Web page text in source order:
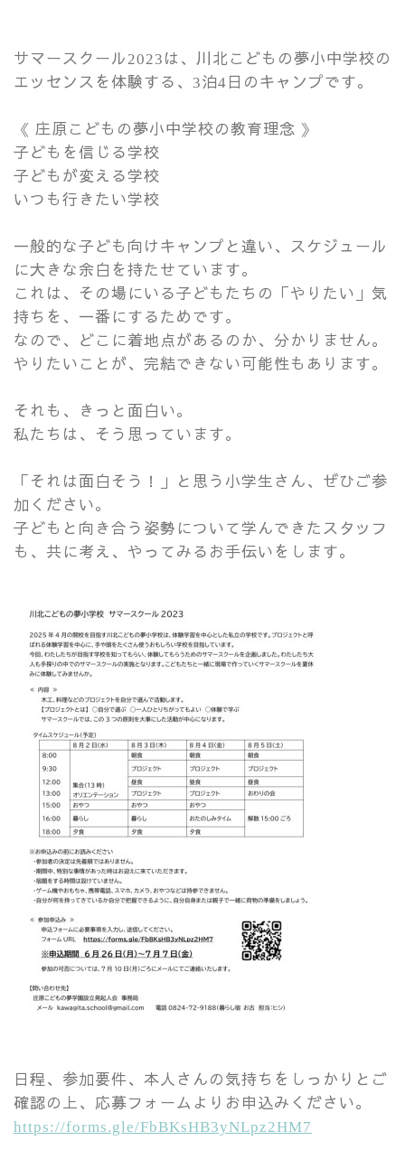
サマースクール2023 は、川北こどもの夢小中学校の
エッセンスを体験する、
3泊4 日のキャンプです。
《 庄原こどもの夢小中学校の教育理念 》
子どもを信じる学校
子どもが変える学校
いつも行きたい学校
一般的な子ども向けキャンプと違い、スケジュール
に大きな余白を持たせています。
これは、その場にいる子どもたちの「やりたい」気
持ちを、一番にするためです。
なので、どこに着地点があるのか、分かりません。
やりたいことが、完結できない可能性もあります。
それも、きっと面白い。
私たちは、そう思っています。
「それは面白そう！」と思う小学生さん、ぜひご参
加ください。
子どもと向き合う姿勢について学んできたスタッフ
も、共に考え、やってみるお手伝いをします。
日程、参加要件、本人さんの気持ちをしっかりとご
確認の上、応募フォームよりお申込みください。
https://forms.gle/FbBKsHB3yNLpz2HM7